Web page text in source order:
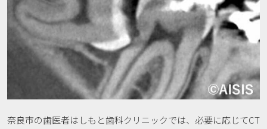
奈良市の歯医者はしもと歯科クリニックでは、必要に応じてCT